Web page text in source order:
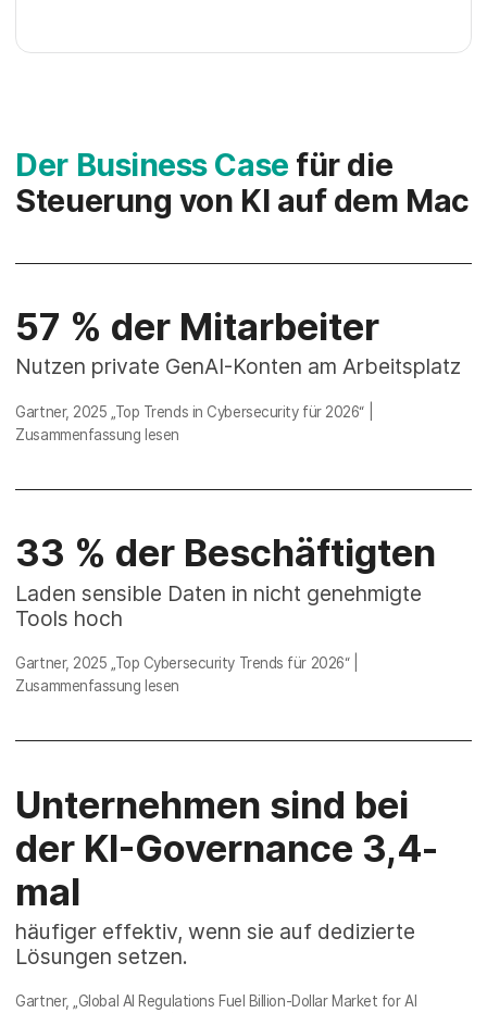
Der Business Case für die
Steuerung von KI auf dem Mac
57 % der Mitarbeiter
Nutzen private GenAI-Konten am Arbeitsplatz
Gartner, 2025 „Top Trends in Cybersecurity für 2026“|
Zusammenfassung lesen
33 % der Beschäftigten
Laden sensible Daten in nicht genehmigte
Tools hoch
Gartner, 2025 „Top Cybersecurity Trends für 2026“|
Zusammenfassung lesen
Unternehmen sind bei
der KI-Governance 3,4-
mal
häufiger effektiv, wenn sie auf dedizierte
Lösungen setzen.
Gartner,
„Global AI Regulations Fuel Billion-Dollar Market for AI